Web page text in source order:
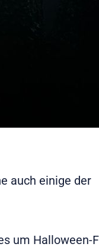
auch einige der
um Halloween-